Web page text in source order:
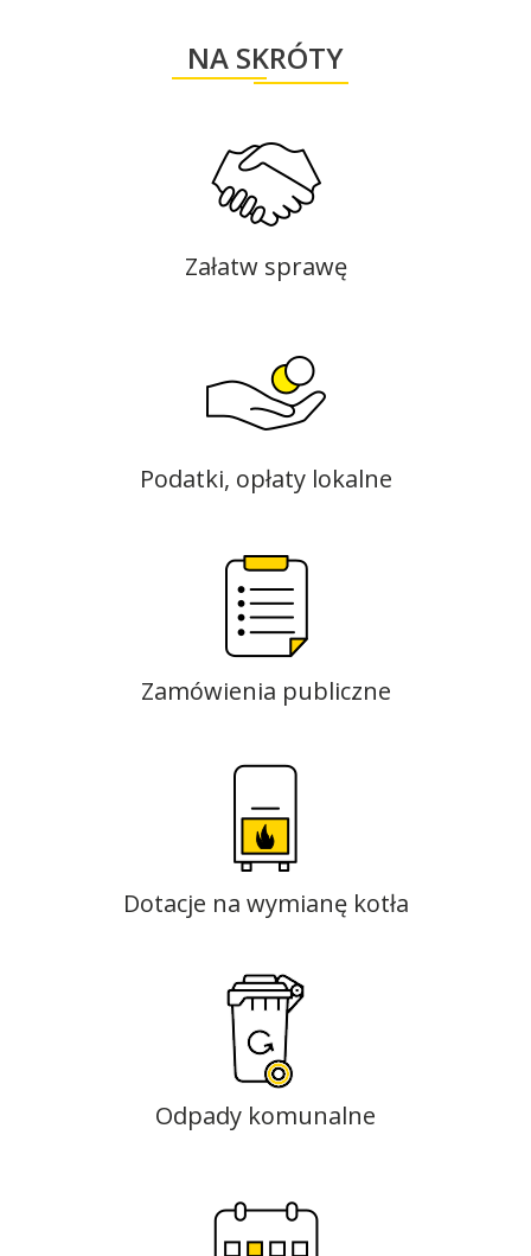
NA SKRÓTY
Załatw sprawę
Podatki, opłaty lokalne
Zamówienia publiczne
Dotacje na wymianę kotła
Odpady komunalne